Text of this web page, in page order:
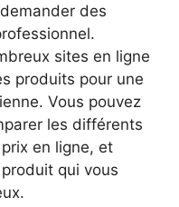
des
sites en ligne
produits pour une
Vous pouvez
les différents
en ligne, et
qui vous